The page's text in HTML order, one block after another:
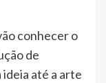
conhecer o
de
até a arte